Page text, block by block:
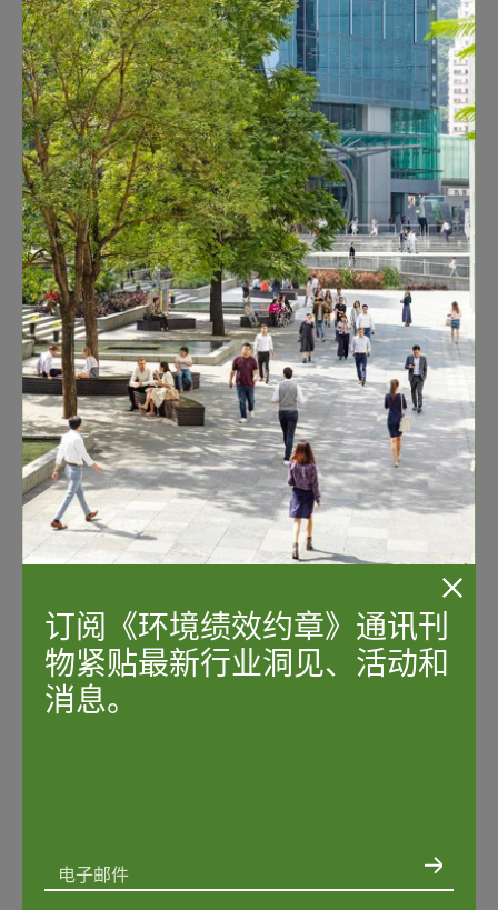
（仅提供英文
版本）
（仅提供英文版本）
订阅《环境绩效约章》通讯刊
物紧贴最新行业洞见、活动和
消息。
电子邮件